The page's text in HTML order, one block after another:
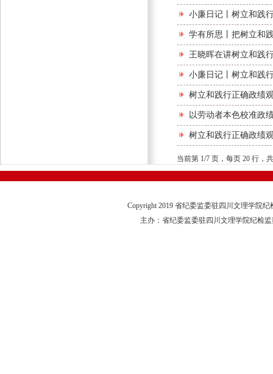
小廉日记丨树立和践
学有所思丨把树立和
王晓晖在讲树立和践
小廉日记丨树立和践
树立和践行正确政绩
以劳动者本色校准政
树立和践行正确政绩
当前第 1/7 页，每页 20 行，
Copyright 2019 省纪委监委驻四川文理学院
主办：省纪委监委驻四川文理学院纪检